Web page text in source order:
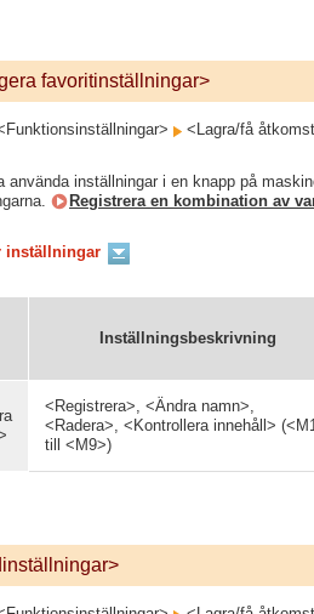
favoritinställningar>
<Lagra/få
använda inställningar i en knapp på
Registrera en kombination av
inställningar
Inställningsbeskrivning
<Registrera>, <Ändra namn>,
<Radera>, <Kontrollera innehåll>
till <M9>)